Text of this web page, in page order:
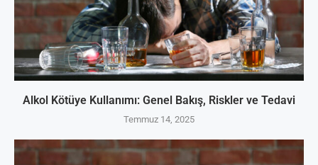
Alkol Kötüye Kullanımı: Genel Bakış, Riskler ve Tedavi
Temmuz 14, 2025